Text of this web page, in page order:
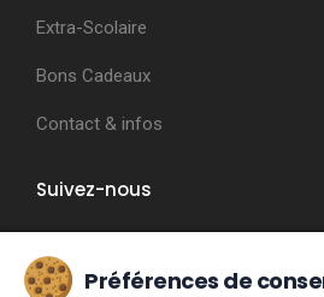
Extra-Scolaire
Bons Cadeaux
Contact & infos
Suivez-nous
FACEBOOK
Préférences de